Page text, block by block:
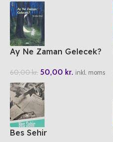
Ay Ne Zaman Gelecek?
60,00kr. 50,00 kr. inkl. moms
Bes Sehir